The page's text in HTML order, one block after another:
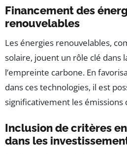
Financement des
renouvelables
Les énergies renouvelables,
solaire, jouent un rôle clé dans
l’empreinte carbone. En
dans ces technologies, il est
significativement les émissions
Inclusion de critères
dans les